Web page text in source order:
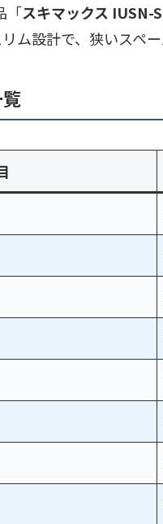
「スキマックス IUSN-
ム設計で、狭いスペ